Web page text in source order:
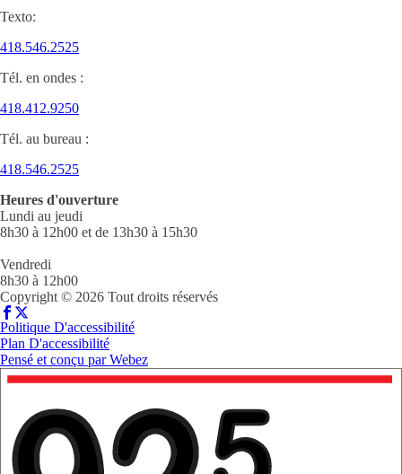
Texto:
418.546.2525
Tél. en ondes :
418.412.9250
Tél. au bureau :
418.546.2525
Heures d'ouverture
Lundi au jeudi
8h30 à 12h00 et de 13h30 à 15h30
Vendredi
8h30 à 12h00
Copyright © 2026 Tout droits réservés
Politique D'accessibilité
Plan D'accessibilité
Pensé et conçu parWebez